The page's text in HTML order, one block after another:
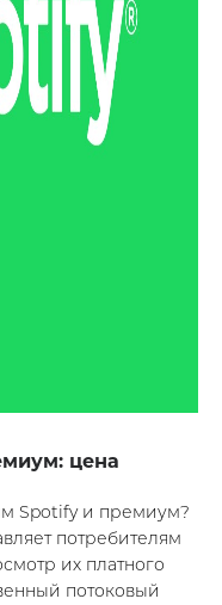
цена
Spotify и премиум?
потребителям
их платного
потоковый